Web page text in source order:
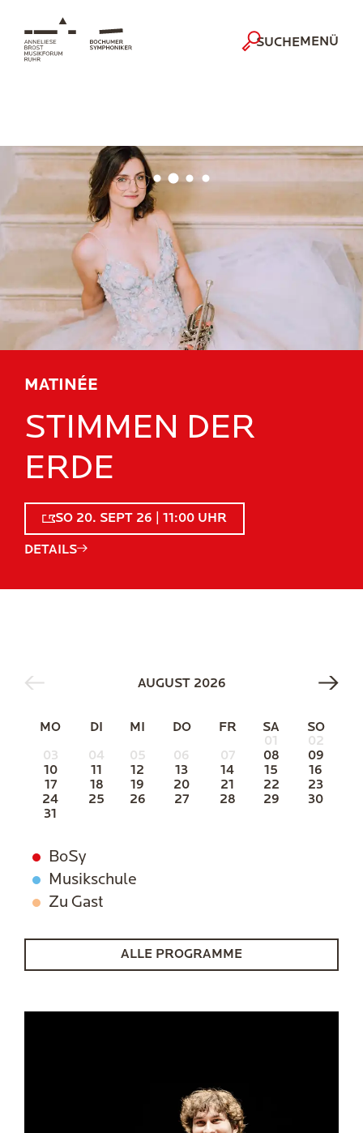
SUCHEMENÜ
MATINÉE
STIMMEN DER
ERDE
SO 20. SEPT 26 | 11:00 UHR
DETAILS
AUGUST 2026
MO DI MI DO FR SA
SO
01
02
03
04 05 06 07 08
09
10
11 12 13 14 15
16
17
18 19 20 21 22
23
24
25 26 27 28 29
30
31
BoSy
Musikschule
Zu Gast
ALLE PROGRAMME